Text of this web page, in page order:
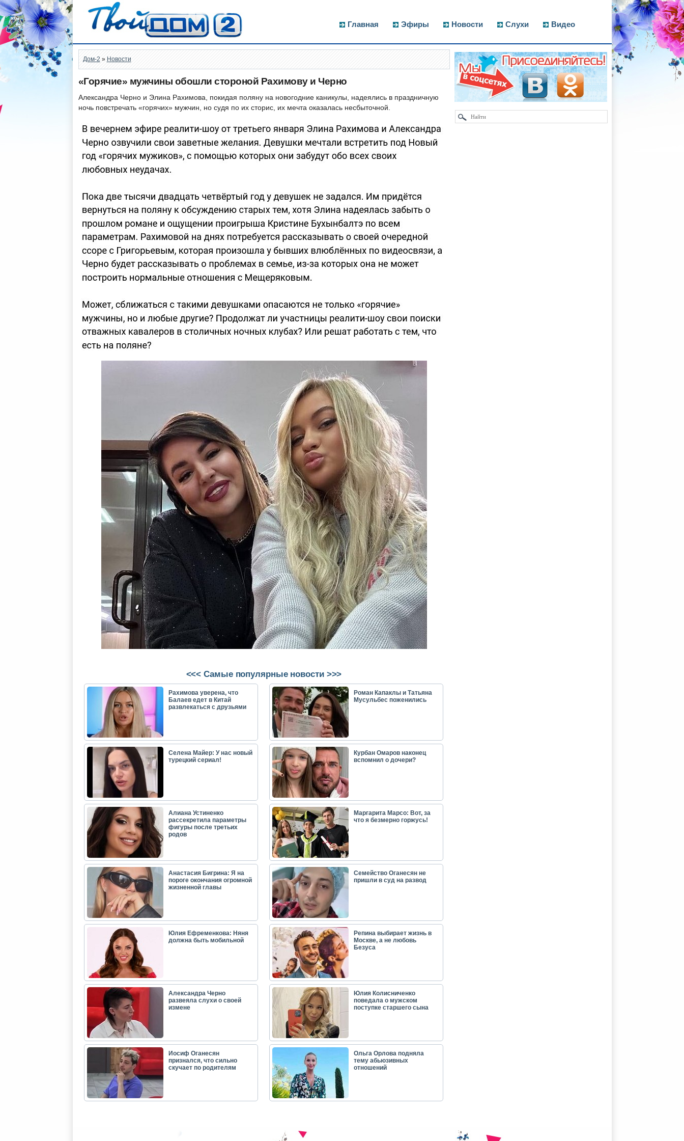
Главная Эфиры Новости Слухи Видео
Дом-2 » Новости
«Горячие» мужчины обошли стороной Рахимову и Черно
Александра Черно и Элина Рахимова, покидая поляну на новогодние каникулы, надеялись в праздничную
ночь повстречать «горячих» мужчин, но судя по их сторис, их мечта оказалась несбыточной.
<<< Самые популярные новости >>>
Рахимова уверена, что
Балаев едет в Китай
развлекаться с друзьями
Роман Капаклы и Татьяна
Мусульбес поженились
Селена Майер: У нас новый
турецкий сериал!
Курбан Омаров наконец
вспомнил о дочери?
Алиана Устиненко
рассекретила параметры
фигуры после третьих
родов
Маргарита Марсо: Вот, за
что я безмерно горжусь!
Анастасия Бигрина: Я на
пороге окончания огромной
жизненной главы
Семейство Оганесян не
пришли в суд на развод
Юлия Ефременкова: Няня
должна быть мобильной
Репина выбирает жизнь в
Москве, а не любовь
Безуса
Александра Черно
развеяла слухи о своей
измене
Юлия Колисниченко
поведала о мужском
поступке старшего сына
Иосиф Оганесян
признался, что сильно
скучает по родителям
Ольга Орлова подняла
тему абьюзивных
отношений